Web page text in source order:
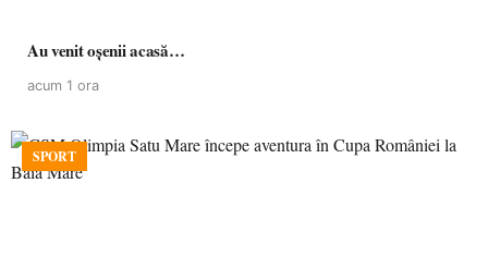
Au venit oșenii acasă…
acum 1 ora
SPORT